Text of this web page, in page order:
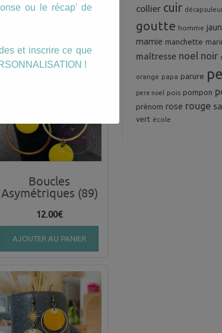
Boucles
Asymétriques (89)
12.00€
AJOUTER AU PANIER
collier cuir
goutte homme
mamie manchette
maîtresse noel noir
orange papa parure
pere noel pois pompon
prénom rose rouge
vert école
ou le récap' de
et inscrire ce que
!